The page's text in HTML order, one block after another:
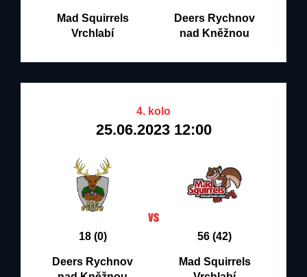
Mad Squirrels
Vrchlabí
Deers Rychnov
nad Kněžnou
4. kolo
25.06.2023 12:00
18 (0)
Deers Rychnov
56 (42)
Mad Squirrels